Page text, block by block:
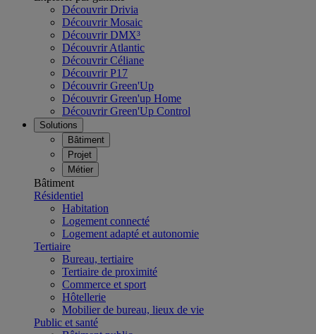
Découvrir Drivia
Découvrir Mosaic
Découvrir DMX³
Découvrir Atlantic
Découvrir Céliane
Découvrir P17
Découvrir Green'Up
Découvrir Green'up Home
Découvrir Green'Up Control
Solutions
Bâtiment
Projet
Métier
Bâtiment
Résidentiel
Habitation
Logement connecté
Logement adapté et autonomie
Tertiaire
Bureau, tertiaire
Tertiaire de proximité
Commerce et sport
Hôtellerie
Mobilier de bureau, lieux de vie
Public et santé